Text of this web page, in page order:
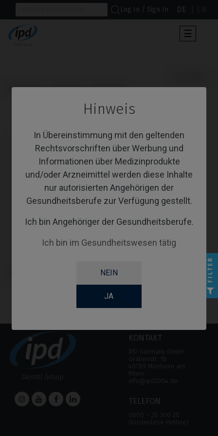
Hinweis
In Übereinstimmung mit den geltenden
Rechtsvorschriften über Werbung und
Informationen über Medizinprodukte
und/oder Arzneimittel werden diese Inhalte
nur autorisierten Angehörigen der
Gesundheitsberufe zur Verfügung gestellt.
Ich bin Angehöriger der Gesundheitsberufe.
Ich bin im Gesundheitswesen tätig
NEIN
JA
Log In / Sign In DE
der
☰
Startseite Systeme SK2-NK2
CoCr Base
KONTAKT
IPD Germany GmbH
Grabenstr. 18
40789 Monheim am
Rhein
info@ipd2004.de
TELEFON
0800 – 28 300 28
(Kostenlose Hotline)
FILTER